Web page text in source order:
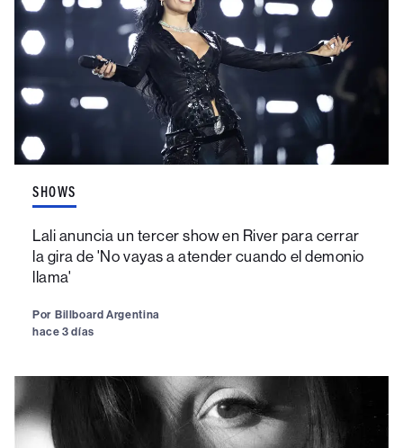
SHOWS
Lali anuncia un tercer show en River para cerrar
la gira de 'No vayas a atender cuando el demonio
llama'
Por Billboard Argentina
hace 3 días